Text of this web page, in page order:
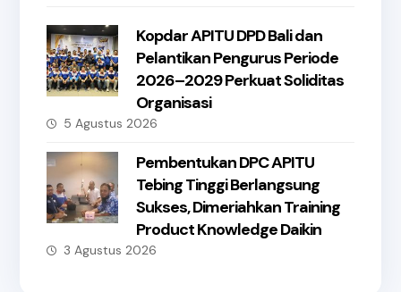
Kopdar APITU DPD Bali dan
Pelantikan Pengurus Periode
2026–2029 Perkuat Soliditas
Organisasi
5 Agustus 2026
Pembentukan DPC APITU
Tebing Tinggi Berlangsung
Sukses, Dimeriahkan Training
Product Knowledge Daikin
3 Agustus 2026